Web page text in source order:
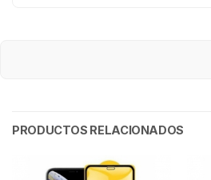
PRODUCTOS RELACIONADOS